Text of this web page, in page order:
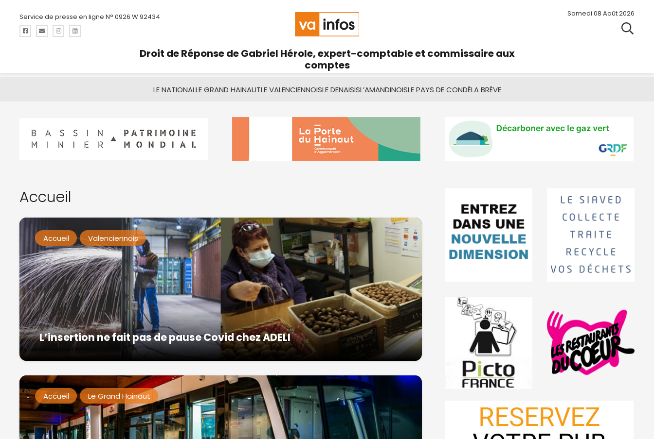
Service de presse en ligne N° 0926 W 92434 Samedi 08 Août 2026
Droit de Réponse de Gabriel Hérole, expert-comptable et commissaire aux
comptes
LE NATIONALLE GRAND HAINAUTLE VALENCIENNOISLE DENAISISL’AMANDINOISLE PAYS DE CONDÉLA BRÈVE
Accueil
Accueil Valenciennois
L’insertion ne fait pas de pause Covid chez ADELI
Accueil Le Grand Hainaut